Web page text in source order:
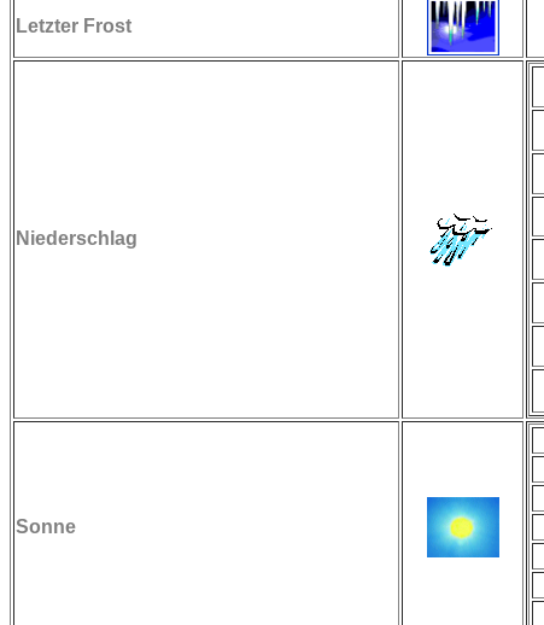
Letzter Frost
Niederschlag
Sonne